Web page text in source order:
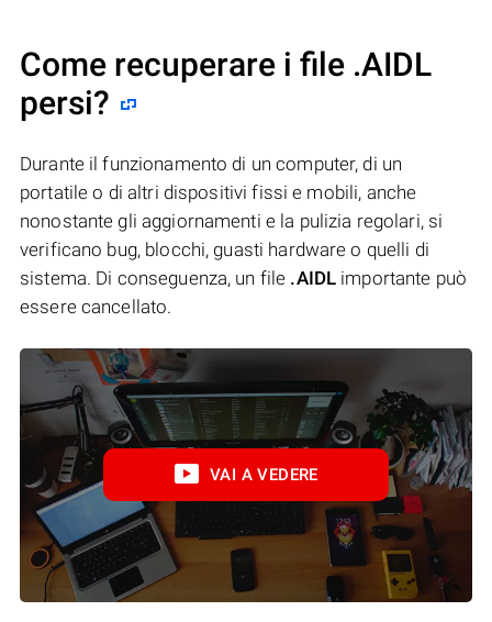
Come recuperare i file .AIDL
persi?
Durante il funzionamento di un computer, di un
portatile o di altri dispositivi fissi e mobili, anche
nonostante gli aggiornamenti e la pulizia regolari, si
verificano bug, blocchi, guasti hardware o quelli di
sistema. Di conseguenza, un file .AIDL importante può
essere cancellato.
VAI A VEDERE